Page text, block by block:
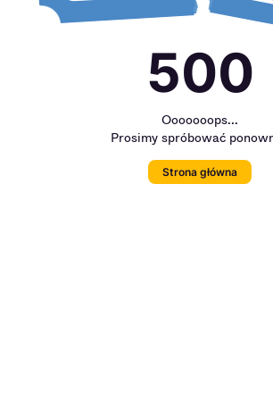
500
Ooooooops...
Prosimy spróbować
Strona główna